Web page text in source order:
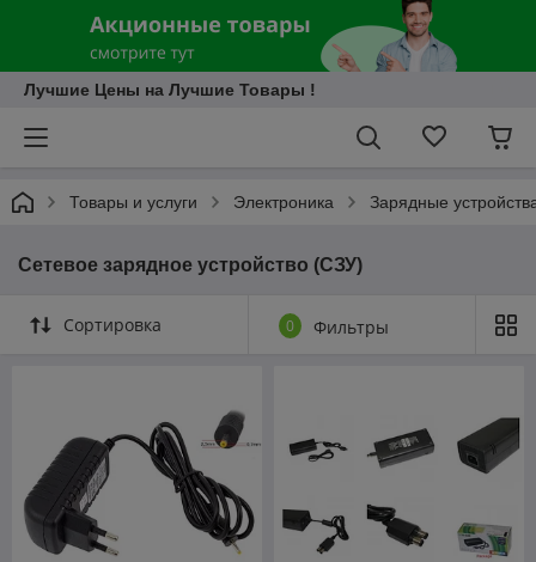
Лучшие Цены на Лучшие Товары !
Товары и услуги Электроника Зарядные
Сетевое зарядное устройство (СЗУ)
Сортировка 0 Фильтры